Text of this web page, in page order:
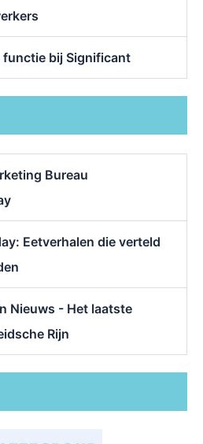
functie bij Significant
Bureau
Eetverhalen die verteld
Nieuws - Het laatste
Rijn